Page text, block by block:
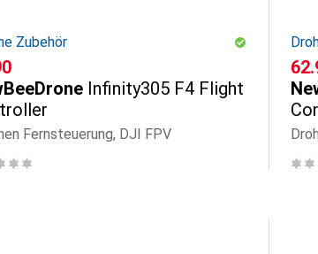
Zubehör
Infinity305 F4 Flight
Fernsteuerung, DJI FPV